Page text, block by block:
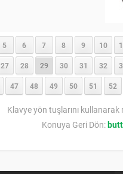
5 6 7 8 9 10
27 28 29 30 31 32
47 48 49 50 51 52
Klavye yön tuşlarını
Konuya Geri Dön: